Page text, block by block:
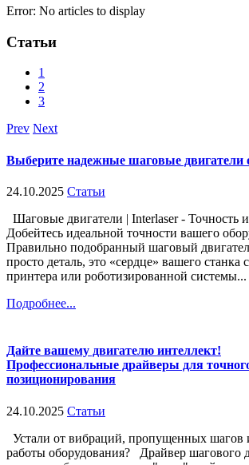
Error: No articles to display
Статьи
1
2
3
Prev Next
Выберите надежные шаговые двигатели
24.10.2025 Статьи
Шаговые двигатели | Interlaser - Точность
Добейтесь идеальной точности вашего
Правильно подобранный шаговый
просто деталь, это «сердце» вашего
принтера или роботизированной системы...
Подробнее...
Дайте вашему двигателю интеллект!
Профессиональные драйверы для
позиционирования
24.10.2025 Статьи
Устали от вибраций, пропущенных шагов
работы оборудования? Драйвер шагового